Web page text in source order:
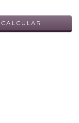
CALCULAR